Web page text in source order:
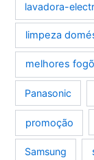
lavadora-
limpeza
melhores
Panasonic
promoção
Samsung